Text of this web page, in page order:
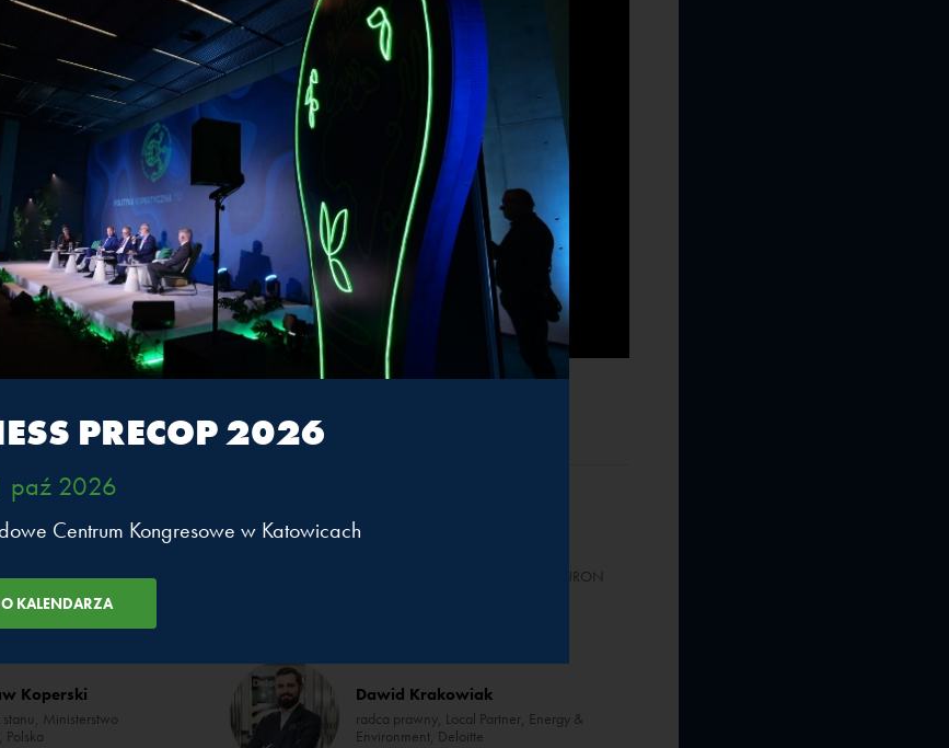
& Coverage, Wholesale
Bank Śląski SA
wiceprezes zarządu ds. handlu, TAURON
Koperski
Ministerstwo
Polska
Dawid Krakowiak
radca prawny, Local Partner, Energy &
Environment, Deloitte
PRECOP 2026
paź 2026
Centrum Kongresowe w Katowicach